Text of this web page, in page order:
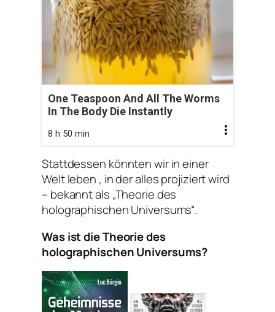
One Teaspoon And All The Worms
In The Body Die Instantly
8 h 50 min
Stattdessen könnten wir in einer
Welt leben , in der alles projiziert wird
– bekannt als „Theorie des
holographischen Universums“.
Was ist die Theorie des
holographischen Universums?